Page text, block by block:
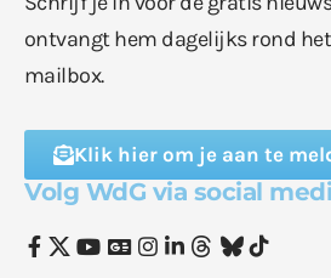
ontvangt hem dagelijks rond
mailbox.
Klik hier om je aan te
Volg WdG via social